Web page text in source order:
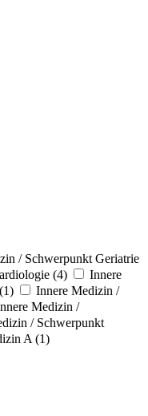
/ Schwerpunkt Geriatrie
(4)
Innere
(1)
Innere Medizin /
Medizin /
/ Schwerpunkt
A (1)